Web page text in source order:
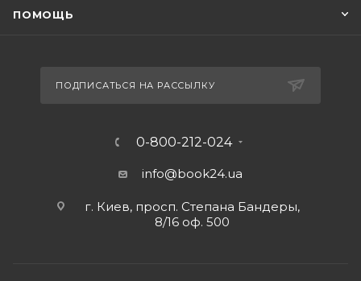
ПОМОЩЬ
ПОДПИСАТЬСЯ НА РАССЫЛКУ
0-800-212-024
info@book24.ua
г. Киев, просп. Степана Бандеры,
8/16 оф. 500